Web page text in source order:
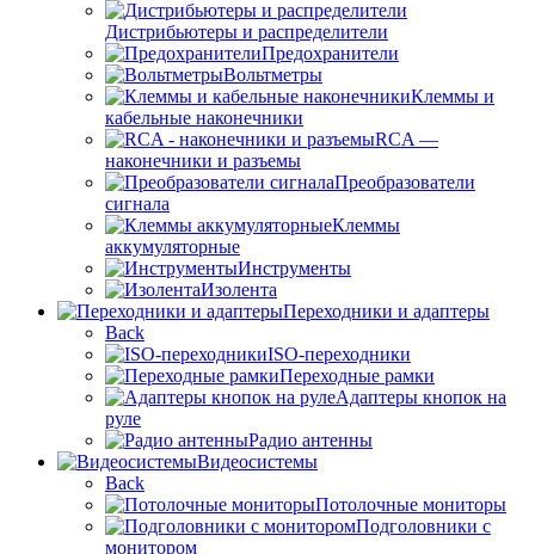
Дистрибьютеры и распределители
Предохранители
Вольтметры
Клеммы и
кабельные наконечники
RCA —
наконечники и разъемы
Преобразователи
сигнала
Клеммы
аккумуляторные
Инструменты
Изолента
Переходники и адаптеры
Back
ISO-переходники
Переходные рамки
Адаптеры кнопок на
руле
Радио антенны
Видеосистемы
Back
Потолочные мониторы
Подголовники с
монитором